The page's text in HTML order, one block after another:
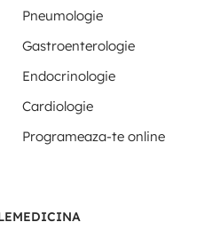
Pneumologie
Gastroenterologie
Endocrinologie
Cardiologie
Programeaza-te online